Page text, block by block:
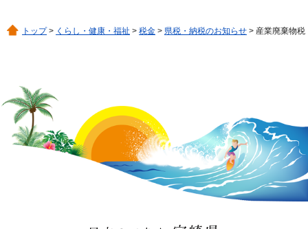
トップ> くらし・健康・福祉 > 税金 > 県税・納税のお知らせ > 産業廃棄物税